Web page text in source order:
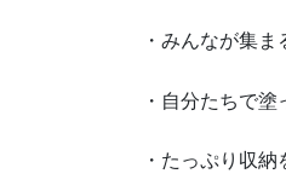
・みんなが集
・自分たちで
・たっぷり収